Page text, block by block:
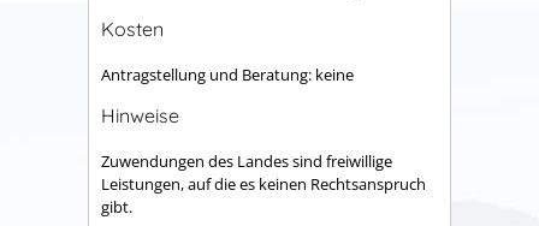
Kosten
Antragstellung und Beratung: keine
Hinweise
Zuwendungen des Landes sind freiwillige
Leistungen, auf die es keinen Rechtsanspruch
gibt.